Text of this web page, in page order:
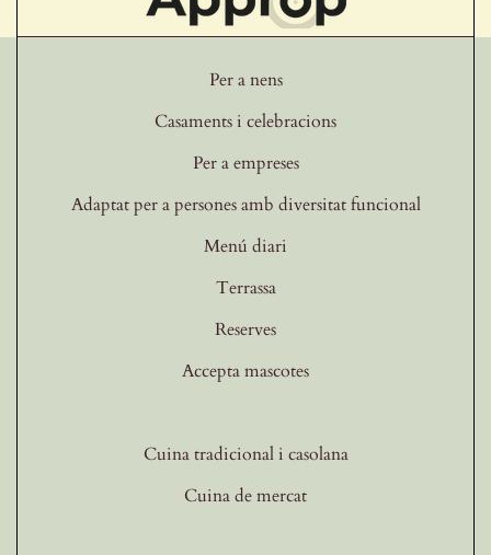
Per a nens
Casaments i celebracions
Per a empreses
Adaptat per a persones amb diversitat funcional
Menú diari
Terrassa
Reserves
Accepta mascotes
Cuina tradicional i casolana
Cuina de mercat